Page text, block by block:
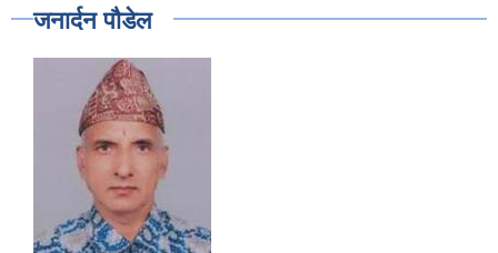
जनार्दन पाैडेल